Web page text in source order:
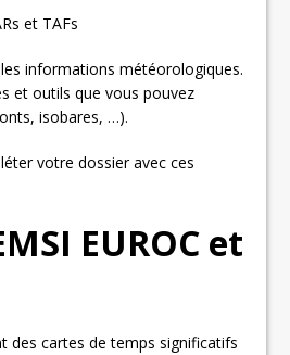
et TAFs
informations météorologiques.
et outils que vous pouvez
isobares, …).
votre dossier avec ces
EUROC et
des cartes de temps significatifs